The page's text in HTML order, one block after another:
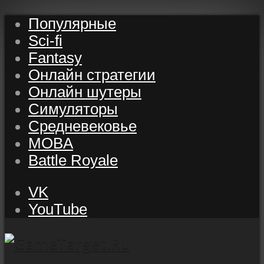
Популярные
Sci-fi
Fantasy
Онлайн стратегии
Онлайн шутеры
Симуляторы
Средневековье
MOBA
Battle Royale
VK
YouTube